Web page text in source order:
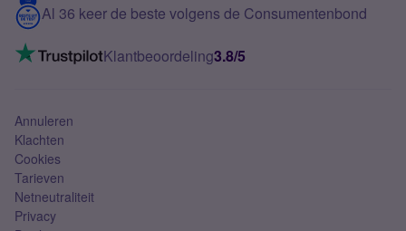
Mobiel internet
Mobiel abonnement
Contact
VoLTE 4G bellen
Al 36 keer de beste volgens de Consumentenbond
Klantbeoordeling3.8/5
Annuleren
Klachten
Cookies
Tarieven
Netneutraliteit
Privacy